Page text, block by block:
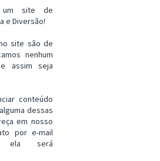
site de
e Diversão!
site são de
nenhum
assim seja
conteúdo
dessas
em nosso
por e-mail
e ela será